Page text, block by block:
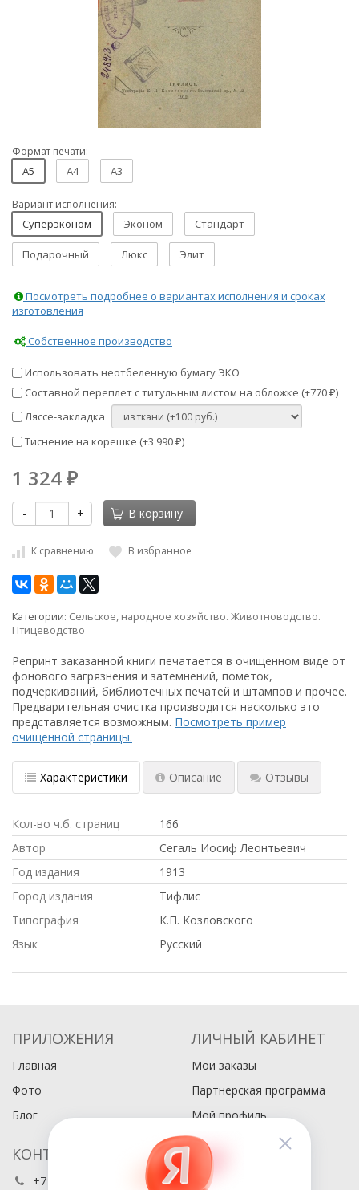
Формат печати:
A5 A4 A3
Вариант исполнения:
Суперэконом Эконом Стандарт
Подарочный Люкс Элит
Посмотреть подробнее о вариантах исполнения и сроках
изготовления
Собственное производство
Использовать неотбеленную бумагу ЭКО
Составной переплет с титульным листом на обложке (+770 ₽)
Ляссе-закладка
Тиснение на корешке (+3 990 ₽)
1 324 ₽
- + В корзину
К сравнению В избранное
Категории: Сельское, народное хозяйство. Животноводство.
Птицеводство
Репринт заказанной книги печатается в очищенном виде от
фонового загрязнения и затемнений, пометок,
подчеркиваний, библиотечных печатей и штампов и прочее.
Предварительная очистка производится насколько это
представляется возможным. Посмотреть пример
очищенной страницы.
Характеристики Описание Отзывы
Кол-во ч.б. страниц
166
Автор
Сегаль Иосиф Леонтьевич
Год издания
1913
Город издания
Тифлис
Типография
К.П. Козловского
Язык
Русский
ПРИЛОЖЕНИЯ
Главная
Фото
Блог
ЛИЧНЫЙ КАБИНЕТ
Мои заказы
Партнерская программа
Мой профиль
КОНТАКТЫ
+7 (495) 486-80-76